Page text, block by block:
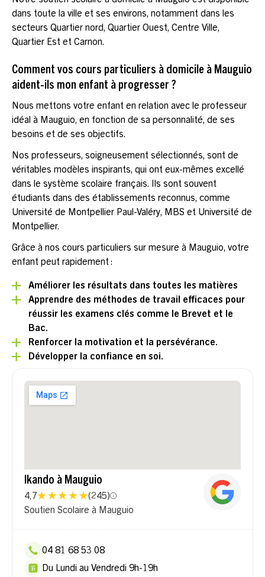
dans toute la ville et ses environs, notamment dans les
secteurs Quartier nord, Quartier Ouest, Centre Ville,
Quartier Est et Carnon.
Comment vos cours particuliers à domicile à Mauguio
aident-ils mon enfant à progresser ?
Nous mettons votre enfant en relation avec le professeur
idéal à Mauguio, en fonction de sa personnalité, de ses
besoins et de ses objectifs.
Nos professeurs, soigneusement sélectionnés, sont de
véritables modèles inspirants, qui ont eux-mêmes excellé
dans le système scolaire français. Ils sont souvent
étudiants dans des établissements reconnus, comme
Université de Montpellier Paul-Valéry, MBS et Université de
Montpellier.
Grâce à nos cours particuliers sur mesure à Mauguio, votre
enfant peut rapidement :
Améliorer les résultats dans toutes les matières
Apprendre des méthodes de travail efficaces pour
réussir les examens clés comme le Brevet et le
Bac.
Renforcer la motivation et la persévérance.
Développer la confiance en soi.
Ikando à Mauguio
4,7 (245)
Soutien Scolaire à Mauguio
04 81 68 53 08
Du Lundi au Vendredi 9h-19h